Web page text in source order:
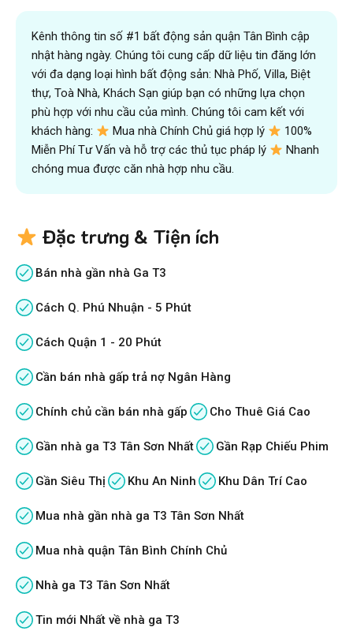
Kênh thông tin số #1 bất động sản quận Tân Bình cập
nhật hàng ngày. Chúng tôi cung cấp dữ liệu tin đăng lớn
với đa dạng loại hình bất động sản: Nhà Phố, Villa, Biệt
thự, Toà Nhà, Khách Sạn giúp bạn có những lựa chọn
phù hợp với nhu cầu của mình. Chúng tôi cam kết với
khách hàng:
Mua nhà Chính Chủ giá hợp lý
100%
Miễn Phí Tư Vấn và hỗ trợ các thủ tục pháp lý
Nhanh
chóng mua được căn nhà hợp nhu cầu.
Đặc trưng & Tiện ích
Bán nhà gần nhà Ga T3
Cách Q. Phú Nhuận - 5 Phút
Cách Quận 1 - 20 Phút
Cần bán nhà gấp trả nợ Ngân Hàng
Chính chủ cần bán nhà gấp Cho Thuê Giá Cao
Gần nhà ga T3 Tân Sơn Nhất Gần Rạp Chiếu Phim
Gần Siêu Thị Khu An Ninh Khu Dân Trí Cao
Mua nhà gần nhà ga T3 Tân Sơn Nhất
Mua nhà quận Tân Bình Chính Chủ
Nhà ga T3 Tân Sơn Nhất
Tin mới Nhất về nhà ga T3